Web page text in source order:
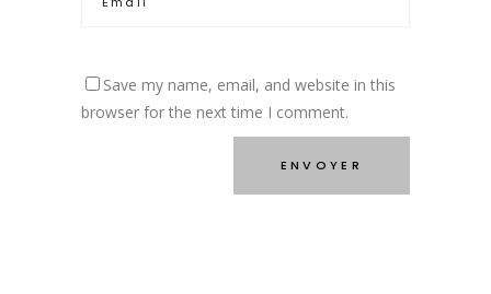
Save my name, email, and website in this
browser for the next time I comment.